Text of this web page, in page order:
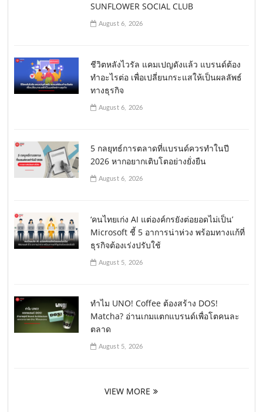
SUNFLOWER SOCIAL CLUB
August 6, 2026
ชีวิตหลังไวรัล แคมเปญดังแล้ว แบรนด์ต้อง
ทำอะไรต่อ เพื่อเปลี่ยนกระแสให้เป็นผลลัพธ์
ทางธุรกิจ
August 6, 2026
5 กลยุทธ์การตลาดที่แบรนด์ควรทำในปี
2026 หากอยากเติบโตอย่างยั่งยืน
August 6, 2026
‘คนไทยเก่ง AI แต่องค์กรยังต่อยอดไม่เป็น’
Microsoft ชี้ 5 อาการน่าห่วง พร้อมทางแก้ที่
ธุรกิจต้องเร่งปรับใช้
August 5, 2026
ทำไม UNO! Coffee ต้องสร้าง DOS!
Matcha? อ่านเกมแตกแบรนด์เพื่อโตคนละ
ตลาด
August 5, 2026
VIEW MORE